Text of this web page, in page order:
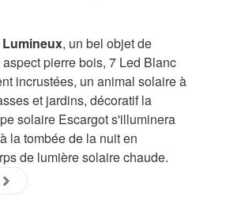
, un bel objet de
pierre bois, 7 Led Blanc
incrustées, un animal solaire à
et jardins, décoratif la
solaire Escargot s'illuminera
la tombée de la nuit en
de lumière solaire chaude.